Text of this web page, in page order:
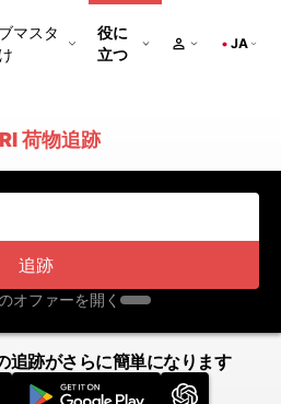
マスタ
役に
立つ
JA
荷物追跡
追跡
オファーを開く
追跡がさらに簡単になります